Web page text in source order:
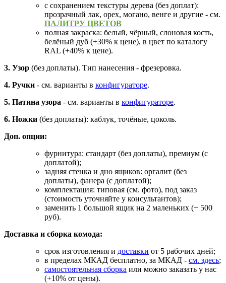
с сохранением текстуры дерева (без доплат):
прозрачный лак, орех, могано, венге и другие - см.
ПАЛИТРУ ЦВЕТОВ
полная закраска: белый, чёрный, слоновая кость,
белёный дуб (+30% к цене), в цвет по каталогу
RAL (+40% к цене).
3. Узор (без доплаты). Тип нанесения - фрезеровка.
4. Ручки - см. варианты в конфигураторе.
5. Патина узора - см. варианты в конфигураторе.
6. Ножки (без доплаты): каблук, точёные, цоколь.
Доп. опции:
фурнитура: стандарт (без доплаты), премиум (с
доплатой);
задняя стенка и дно ящиков: оргалит (без
доплаты), фанера (с доплатой);
комплектация: типовая (см. фото), под заказ
(стоимость уточняйте у консультантов);
заменить 1 большой ящик на 2 маленьких (+ 500
руб).
Доставка и сборка комода:
срок изготовления и доставки от 5 рабочих дней;
в пределах МКАД бесплатно, за МКАД - см. здесь;
самостоятельная сборка или можно заказать у нас
(+10% от цены).